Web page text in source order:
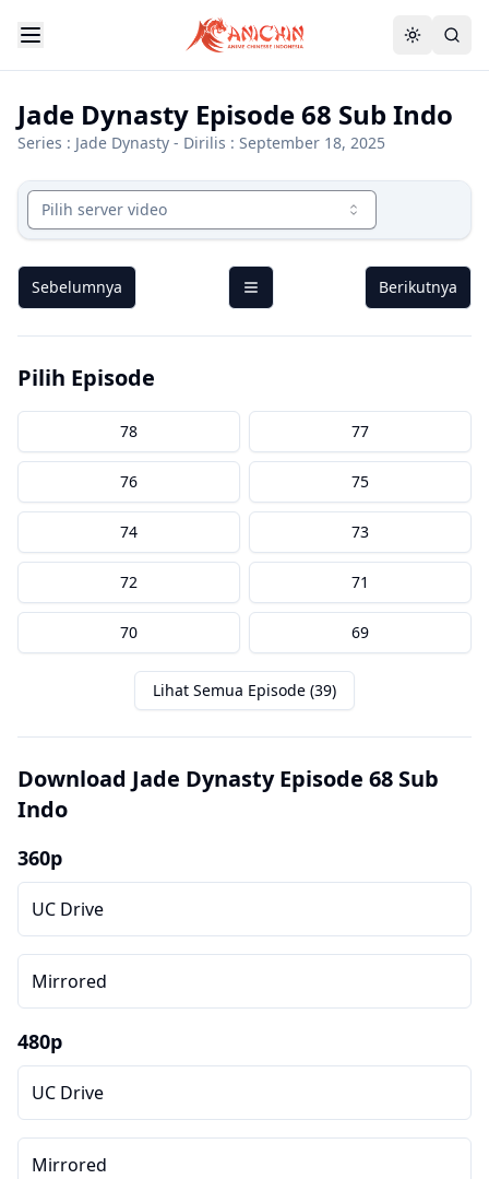
Jade Dynasty Episode 68 Sub Indo
Series : Jade Dynasty - Dirilis : September 18, 2025
Pilih server video
Sebelumnya Berikutnya
Pilih Episode
78 77
76 75
74 73
72 71
70 69
Lihat Semua Episode (39)
Download Jade Dynasty Episode 68 Sub
Indo
360p
UC Drive
Mirrored
480p
UC Drive
Mirrored